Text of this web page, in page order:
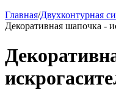
Главная/Двухконтурная
Декоративная шапочка -